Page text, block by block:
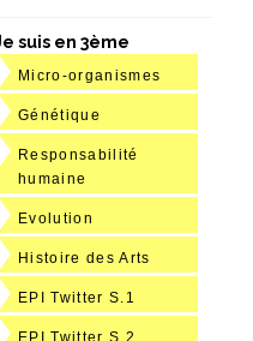
suis en 3ème
Micro-organismes
Génétique
Responsabilité
humaine
Evolution
Histoire des Arts
EPI Twitter S.1
EPI Twitter S.2